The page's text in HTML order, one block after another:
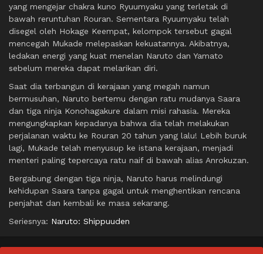
yang mengejar chakra kuno Ryuumyaku yang terletak di
bawah reruntuhan Rouran. Sementara Ryuumyaku telah
disegel oleh Hokage Keempat, kelompok tersebut gagal
mencegah Mukade melepaskan kekuatannya. Akibatnya,
ledakan energi yang kuat menelan Naruto dan Yamato
sebelum mereka dapat melarikan diri.
Saat dia terbangun di kerajaan yang megah namun
bermusuhan, Naruto bertemu dengan ratu mudanya Saara
dan tiga ninja Konohagakure dalam misi rahasia. Mereka
mengungkapkan kepadanya bahwa dia telah melakukan
perjalanan waktu ke Rouran 20 tahun yang lalu! Lebih buruk
lagi, Mukade telah menyusup ke istana kerajaan, menjadi
menteri paling tepercaya ratu naif di bawah alias Anrokuzan.
Bergabung dengan tiga ninja, Naruto harus melindungi
kehidupan Saara tanpa gagal untuk menghentikan rencana
penjahat dan kembali ke masa sekarang.
Seriesnya: Naruto: Shippuuden